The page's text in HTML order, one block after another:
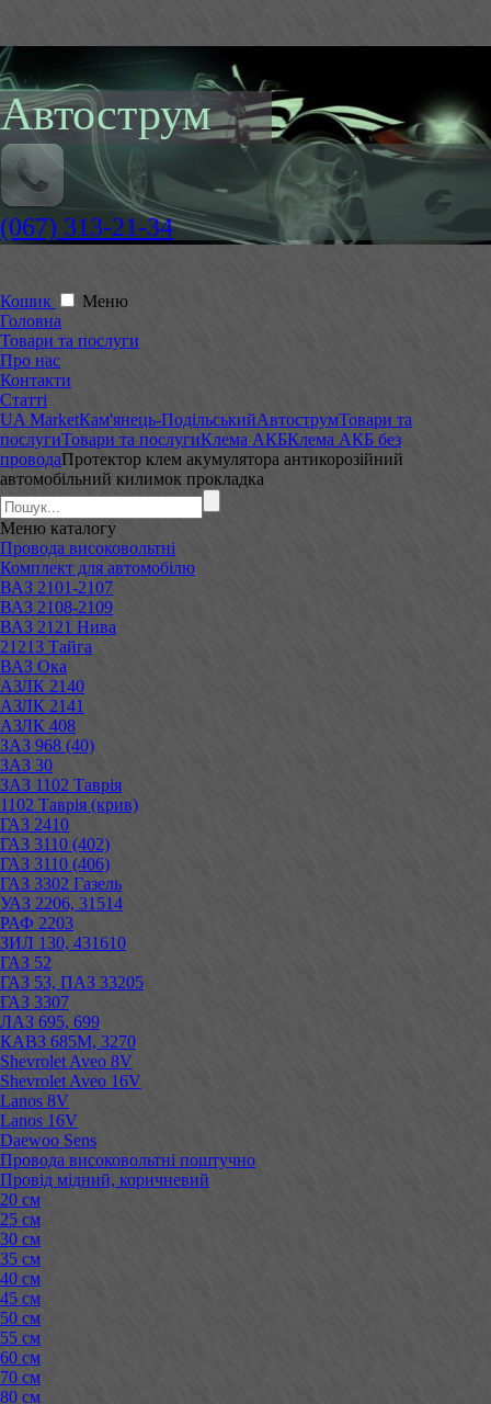
Автострум
(067) 313-21-34
Кошик
Меню
Головна
Товари та послуги
Про нас
Контакти
Статті
UA MarketКам'янець-ПодільськийАвтострумТовари та
послугиТовари та послугиКлема АКБКлема АКБ без
проводаПротектор клем акумулятора антикорозійний
автомобільний килимок прокладка
Меню каталогу
Провода високовольтні
Комплект для автомобілю
ВАЗ 2101-2107
ВАЗ 2108-2109
ВАЗ 2121 Нива
21213 Тайга
ВАЗ Ока
АЗЛК 2140
АЗЛК 2141
АЗЛК 408
ЗАЗ 968 (40)
ЗАЗ 30
ЗАЗ 1102 Таврія
1102 Таврія (крив)
ГАЗ 2410
ГАЗ 3110 (402)
ГАЗ 3110 (406)
ГАЗ 3302 Газель
УАЗ 2206, 31514
РАФ 2203
ЗИЛ 130, 431610
ГАЗ 52
ГАЗ 53, ПАЗ 33205
ГАЗ 3307
ЛАЗ 695, 699
КАВЗ 685М, 3270
Shevrolet Aveo 8V
Shevrolet Aveo 16V
Lanos 8V
Lanos 16V
Daewoo Sens
Провода високовольтні поштучно
Провід мідний, коричневий
20 см
25 см
30 см
35 см
40 см
45 см
50 см
55 см
60 см
70 см
80 см